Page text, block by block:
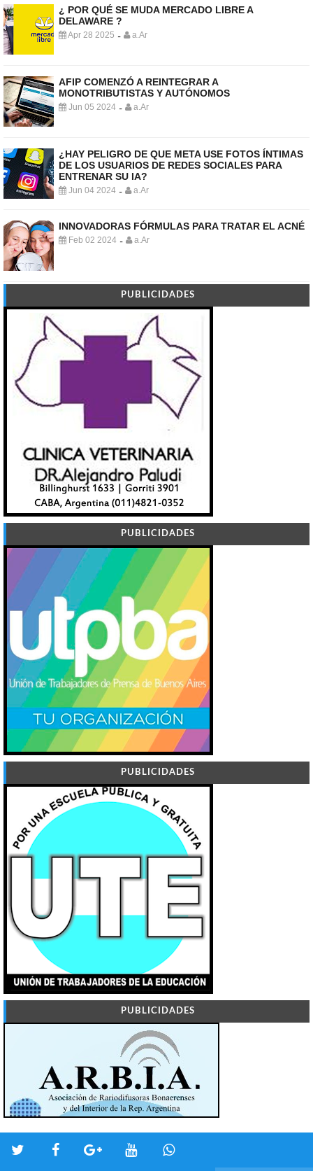
¿ POR QUÉ SE MUDA MERCADO LIBRE A
DELAWARE ?
Apr 28 2025 - a.Ar
AFIP COMENZÓ A REINTEGRAR A
MONOTRIBUTISTAS Y AUTÓNOMOS
Jun 05 2024 - a.Ar
¿HAY PELIGRO DE QUE META USE FOTOS ÍNTIMAS
DE LOS USUARIOS DE REDES SOCIALES PARA
ENTRENAR SU IA?
Jun 04 2024 - a.Ar
INNOVADORAS FÓRMULAS PARA TRATAR EL ACNÉ
Feb 02 2024 - a.Ar
PUBLICIDADES
PUBLICIDADES
PUBLICIDADES
PUBLICIDADES